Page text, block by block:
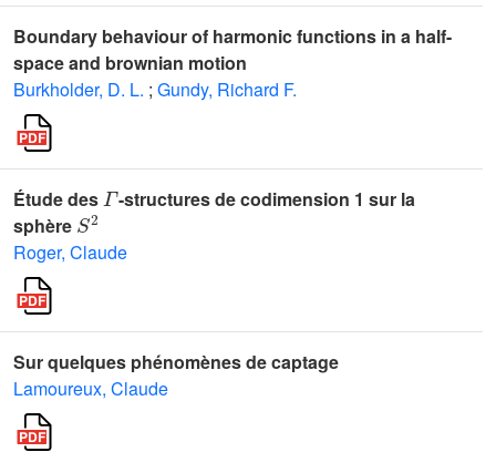
Boundary behaviour of harmonic functions in a half-
space and brownian motion
Burkholder, D. L. ; Gundy, Richard F.
Étude des
-structures de codimension 1 sur la
sphère
S2
Roger, Claude
Sur quelques phénomènes de captage
Lamoureux, Claude